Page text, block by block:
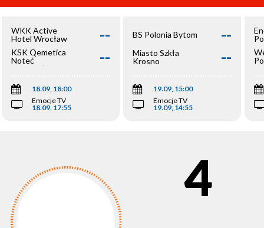
WKK Active
Hotel Wrocław
--
KSK Qemetica
Noteć
Inowrocław
--
18.09, 18:00
Emocje TV
18.09, 17:55
BS Polonia Bytom --
Miasto Szkła
Krosno
--
19.09, 15:00
Emocje TV
19.09, 14:55
4